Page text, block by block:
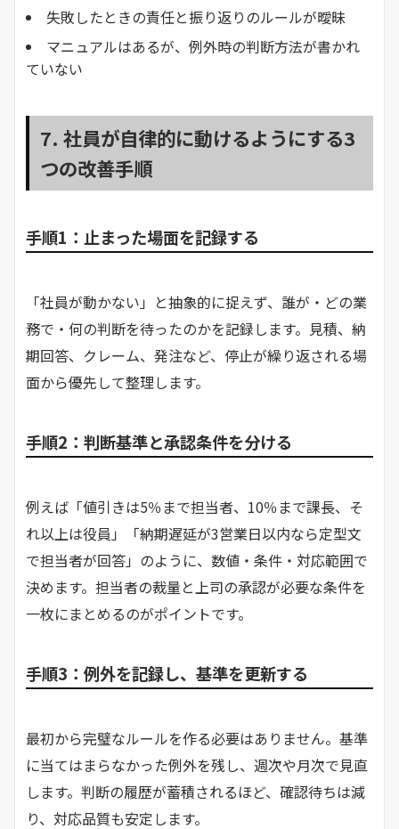
失敗したときの責任と振り返りのルールが曖昧
マニュアルはあるが、例外時の判断方法が書かれ
ていない
7. 社員が自律的に動けるようにする3
つの改善手順
手順1：止まった場面を記録する
「社員が動かない」と抽象的に捉えず、誰が・どの業
務で・何の判断を待ったのかを記録します。見積、納
期回答、クレーム、発注など、停止が繰り返される場
面から優先して整理します。
手順2：判断基準と承認条件を分ける
例えば「値引きは5％まで担当者、10％まで課長、そ
れ以上は役員」「納期遅延が3営業日以内なら定型文
で担当者が回答」のように、数値・条件・対応範囲で
決めます。担当者の裁量と上司の承認が必要な条件を
一枚にまとめるのがポイントです。
手順3：例外を記録し、基準を更新する
最初から完璧なルールを作る必要はありません。基準
に当てはまらなかった例外を残し、週次や月次で見直
します。判断の履歴が蓄積されるほど、確認待ちは減
り、対応品質も安定します。